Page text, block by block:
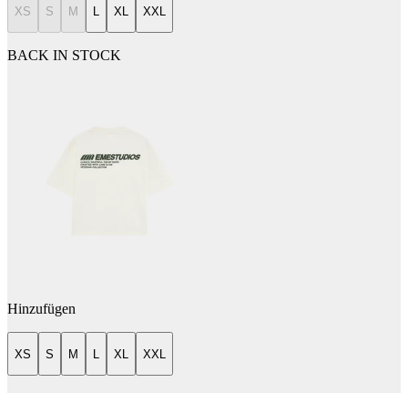
XS S M L XL XXL
BACK IN STOCK
Hinzufügen
XS S M L XL XXL